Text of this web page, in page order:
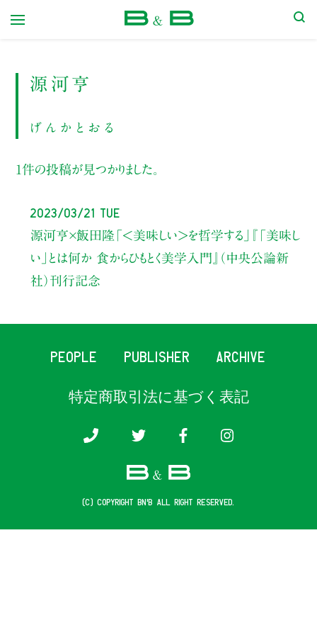
源河亨
げんかとおる
1件の投稿が見つかりました。
2023/03/21 Tue
源河亨×飯田隆 「＜美味しい＞を哲学する」
『「美味し
い」とは何か 食からひもとく美学入門』（中央公論新
社）刊行記念
PEOPLE PUBLISHER ARCHIVE
特定商取引法に基づく表記
(c) COPYRIGHT B&B ALL RIGHT RESERVED.